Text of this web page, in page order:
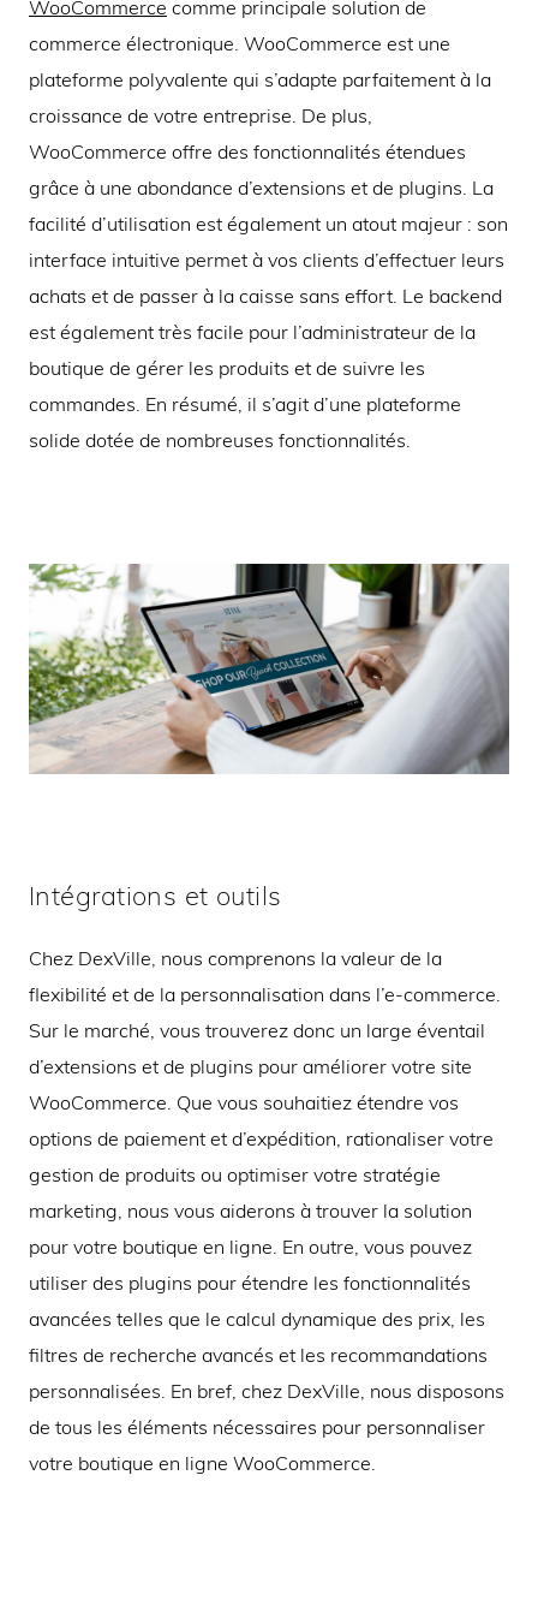
WooCommerce comme principale solution de
commerce électronique. WooCommerce est une
plateforme polyvalente qui s’adapte parfaitement à la
croissance de votre entreprise. De plus,
WooCommerce offre des fonctionnalités étendues
grâce à une abondance d’extensions et de plugins. La
facilité d’utilisation est également un atout majeur : son
interface intuitive permet à vos clients d’effectuer leurs
achats et de passer à la caisse sans effort. Le backend
est également très facile pour l’administrateur de la
boutique de gérer les produits et de suivre les
commandes. En résumé, il s’agit d’une plateforme
solide dotée de nombreuses fonctionnalités.
Intégrations et outils
Chez DexVille, nous comprenons la valeur de la
flexibilité et de la personnalisation dans l’e-commerce.
Sur le marché, vous trouverez donc un large éventail
d’extensions et de plugins pour améliorer votre site
WooCommerce. Que vous souhaitiez étendre vos
options de paiement et d’expédition, rationaliser votre
gestion de produits ou optimiser votre stratégie
marketing, nous vous aiderons à trouver la solution
pour votre boutique en ligne. En outre, vous pouvez
utiliser des plugins pour étendre les fonctionnalités
avancées telles que le calcul dynamique des prix, les
filtres de recherche avancés et les recommandations
personnalisées. En bref, chez DexVille, nous disposons
de tous les éléments nécessaires pour personnaliser
votre boutique en ligne WooCommerce.